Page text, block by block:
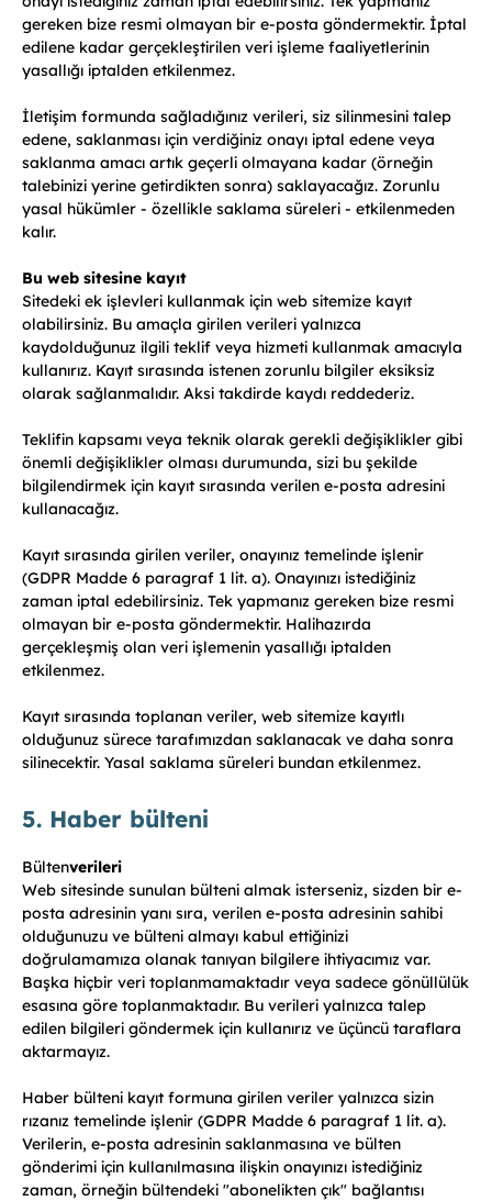
gereken bize resmi olmayan bir e-posta göndermektir. İptal
edilene kadar gerçekleştirilen veri işleme faaliyetlerinin
yasallığı iptalden etkilenmez.
İletişim formunda sağladığınız verileri, siz silinmesini talep
edene, saklanması için verdiğiniz onayı iptal edene veya
saklanma amacı artık geçerli olmayana kadar (örneğin
talebinizi yerine getirdikten sonra) saklayacağız. Zorunlu
yasal hükümler - özellikle saklama süreleri - etkilenmeden
kalır.
Bu web sitesine kayıt
Sitedeki ek işlevleri kullanmak için web sitemize kayıt
olabilirsiniz. Bu amaçla girilen verileri yalnızca
kaydolduğunuz ilgili teklif veya hizmeti kullanmak amacıyla
kullanırız. Kayıt sırasında istenen zorunlu bilgiler eksiksiz
olarak sağlanmalıdır. Aksi takdirde kaydı reddederiz.
Teklifin kapsamı veya teknik olarak gerekli değişiklikler gibi
önemli değişiklikler olması durumunda, sizi bu şekilde
bilgilendirmek için kayıt sırasında verilen e-posta adresini
kullanacağız.
Kayıt sırasında girilen veriler, onayınız temelinde işlenir
(GDPR Madde 6 paragraf 1 lit. a). Onayınızı istediğiniz
zaman iptal edebilirsiniz. Tek yapmanız gereken bize resmi
olmayan bir e-posta göndermektir. Halihazırda
gerçekleşmiş olan veri işlemenin yasallığı iptalden
etkilenmez.
Kayıt sırasında toplanan veriler, web sitemize kayıtlı
olduğunuz sürece tarafımızdan saklanacak ve daha sonra
silinecektir. Yasal saklama süreleri bundan etkilenmez.
5. Haber bülteni
Bültenverileri
Web sitesinde sunulan bülteni almak isterseniz, sizden bir e-
posta adresinin yanı sıra, verilen e-posta adresinin sahibi
olduğunuzu ve bülteni almayı kabul ettiğinizi
doğrulamamıza olanak tanıyan bilgilere ihtiyacımız var.
Başka hiçbir veri toplanmamaktadır veya sadece gönüllülük
esasına göre toplanmaktadır. Bu verileri yalnızca talep
edilen bilgileri göndermek için kullanırız ve üçüncü taraflara
aktarmayız.
Haber bülteni kayıt formuna girilen veriler yalnızca sizin
rızanız temelinde işlenir (GDPR Madde 6 paragraf 1 lit. a).
Verilerin, e-posta adresinin saklanmasına ve bülten
gönderimi için kullanılmasına ilişkin onayınızı istediğiniz
zaman, örneğin bültendeki "abonelikten çık" bağlantısı